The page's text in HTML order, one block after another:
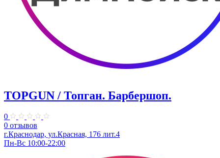
TOPGUN / Топган. Барбершоп.
0
0 отзывов
г.Краснодар, ул.​Красная, 176 лит.4
Пн-Вс 10:00-22:00